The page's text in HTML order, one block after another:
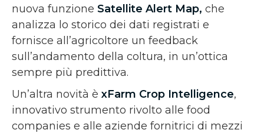
nuova funzione Satellite Alert Map, che
analizza lo storico dei dati registrati e
fornisce all’agricoltore un feedback
sull’andamento della coltura, in un’ottica
sempre più predittiva.
Un’altra novità è xFarm Crop Intelligence,
innovativo strumento rivolto alle food
companies e alle aziende fornitrici di mezzi